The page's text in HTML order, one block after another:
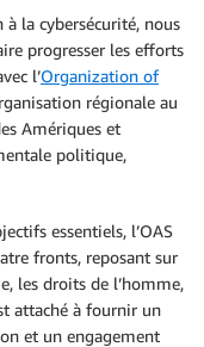
la cybersécurité, nous
progresser les efforts
l’Organization of
régionale au
Amériques et
politique,
essentiels, l’OAS
fronts, reposant sur
les droits de l’homme,
attaché à fournir un
et un engagement